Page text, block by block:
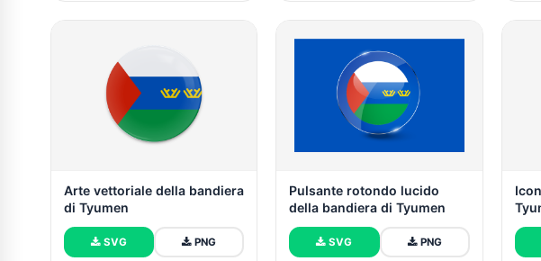
Arte vettoriale della bandiera
di Tyumen
SVG PNG
Pulsante rotondo lucido
della bandiera di Tyumen
SVG PNG